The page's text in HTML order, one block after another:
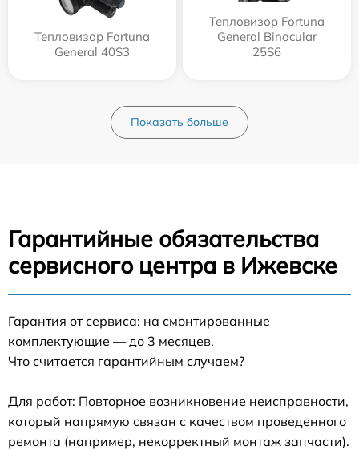
Тепловизор Fortuna
General 40S3
Тепловизор Fortuna
General Binocular
25S6
Показать больше
Гарантийные обязательства
сервисного центра в Ижевске
Гарантия от сервиса: на смонтированные
комплектующие — до 3 месяцев.
Что считается гарантийным случаем?
Для работ: Повторное возникновение неисправности,
который напрямую связан с качеством проведенного
ремонта (например, некорректный монтаж запчасти).